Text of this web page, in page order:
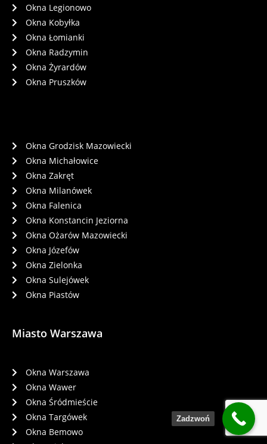
Okna Legionowo
Okna Kobyłka
Okna Łomianki
Okna Radzymin
Okna Żyrardów
Okna Pruszków
Okna Grodzisk Mazowiecki
Okna Michałowice
Okna Zakręt
Okna Milanówek
Okna Falenica
Okna Konstancin Jeziorna
Okna Ożarów Mazowiecki
Okna Józefów
Okna Zielonka
Okna Sulejówek
Okna Piastów
Miasto Warszawa
Okna Warszawa
Okna Wawer
Okna Śródmieście
Okna Targówek
Okna Bemowo
Zadzwoń